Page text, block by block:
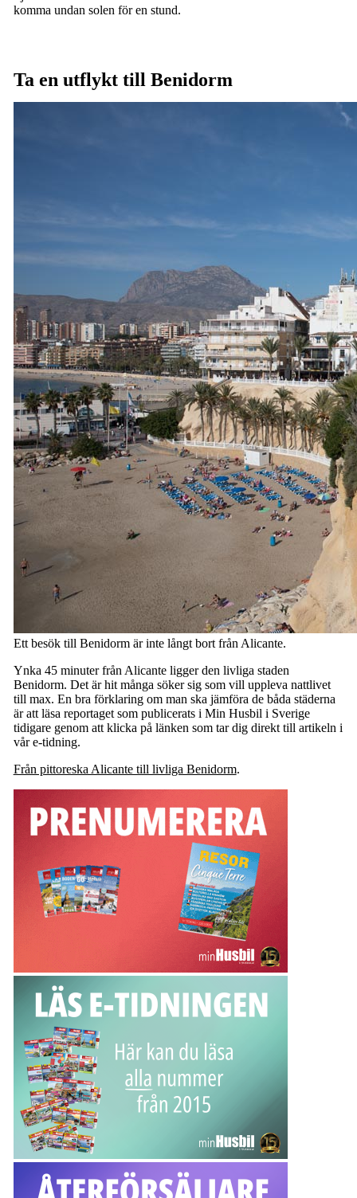
komma undan solen för en stund.
Ta en utflykt till Benidorm
Ett besök till Benidorm är inte långt bort från Alicante.
Ynka 45 minuter från Alicante ligger den livliga staden
Benidorm. Det är hit många söker sig som vill uppleva nattlivet
till max. En bra förklaring om man ska jämföra de båda städerna
är att läsa reportaget som publicerats i Min Husbil i Sverige
tidigare genom att klicka på länken som tar dig direkt till artikeln i
vår e-tidning.
Från pittoreska Alicante till livliga Benidorm.